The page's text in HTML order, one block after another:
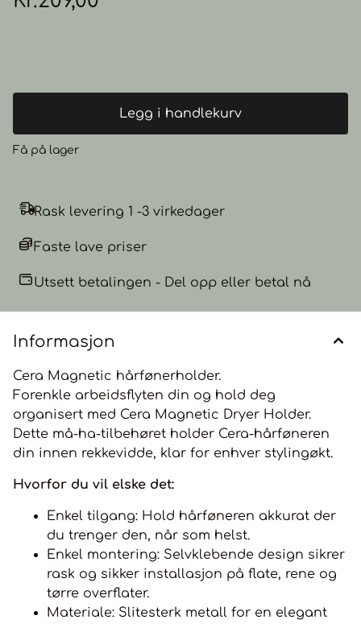
sikrer rask og sikker installasjon på flate, rene og tørre
Legg i handlekurv
Få på lager
Rask levering 1 -3 virkedager
Faste lave priser
Utsett betalingen - Del opp eller betal nå
Informasjon
Cera Magnetic hårfønerholder.
Forenkle arbeidsflyten din og hold deg
organisert med Cera Magnetic Dryer Holder.
Dette må-ha-tilbehøret holder Cera-hårføneren
din innen rekkevidde, klar for enhver stylingøkt.
Hvorfor du vil elske det:
Enkel tilgang: Hold hårføneren akkurat der
du trenger den, når som helst.
Enkel montering: Selvklebende design sikrer
rask og sikker installasjon på flate, rene og
tørre overflater.
Materiale: Slitesterk metall for en elegant